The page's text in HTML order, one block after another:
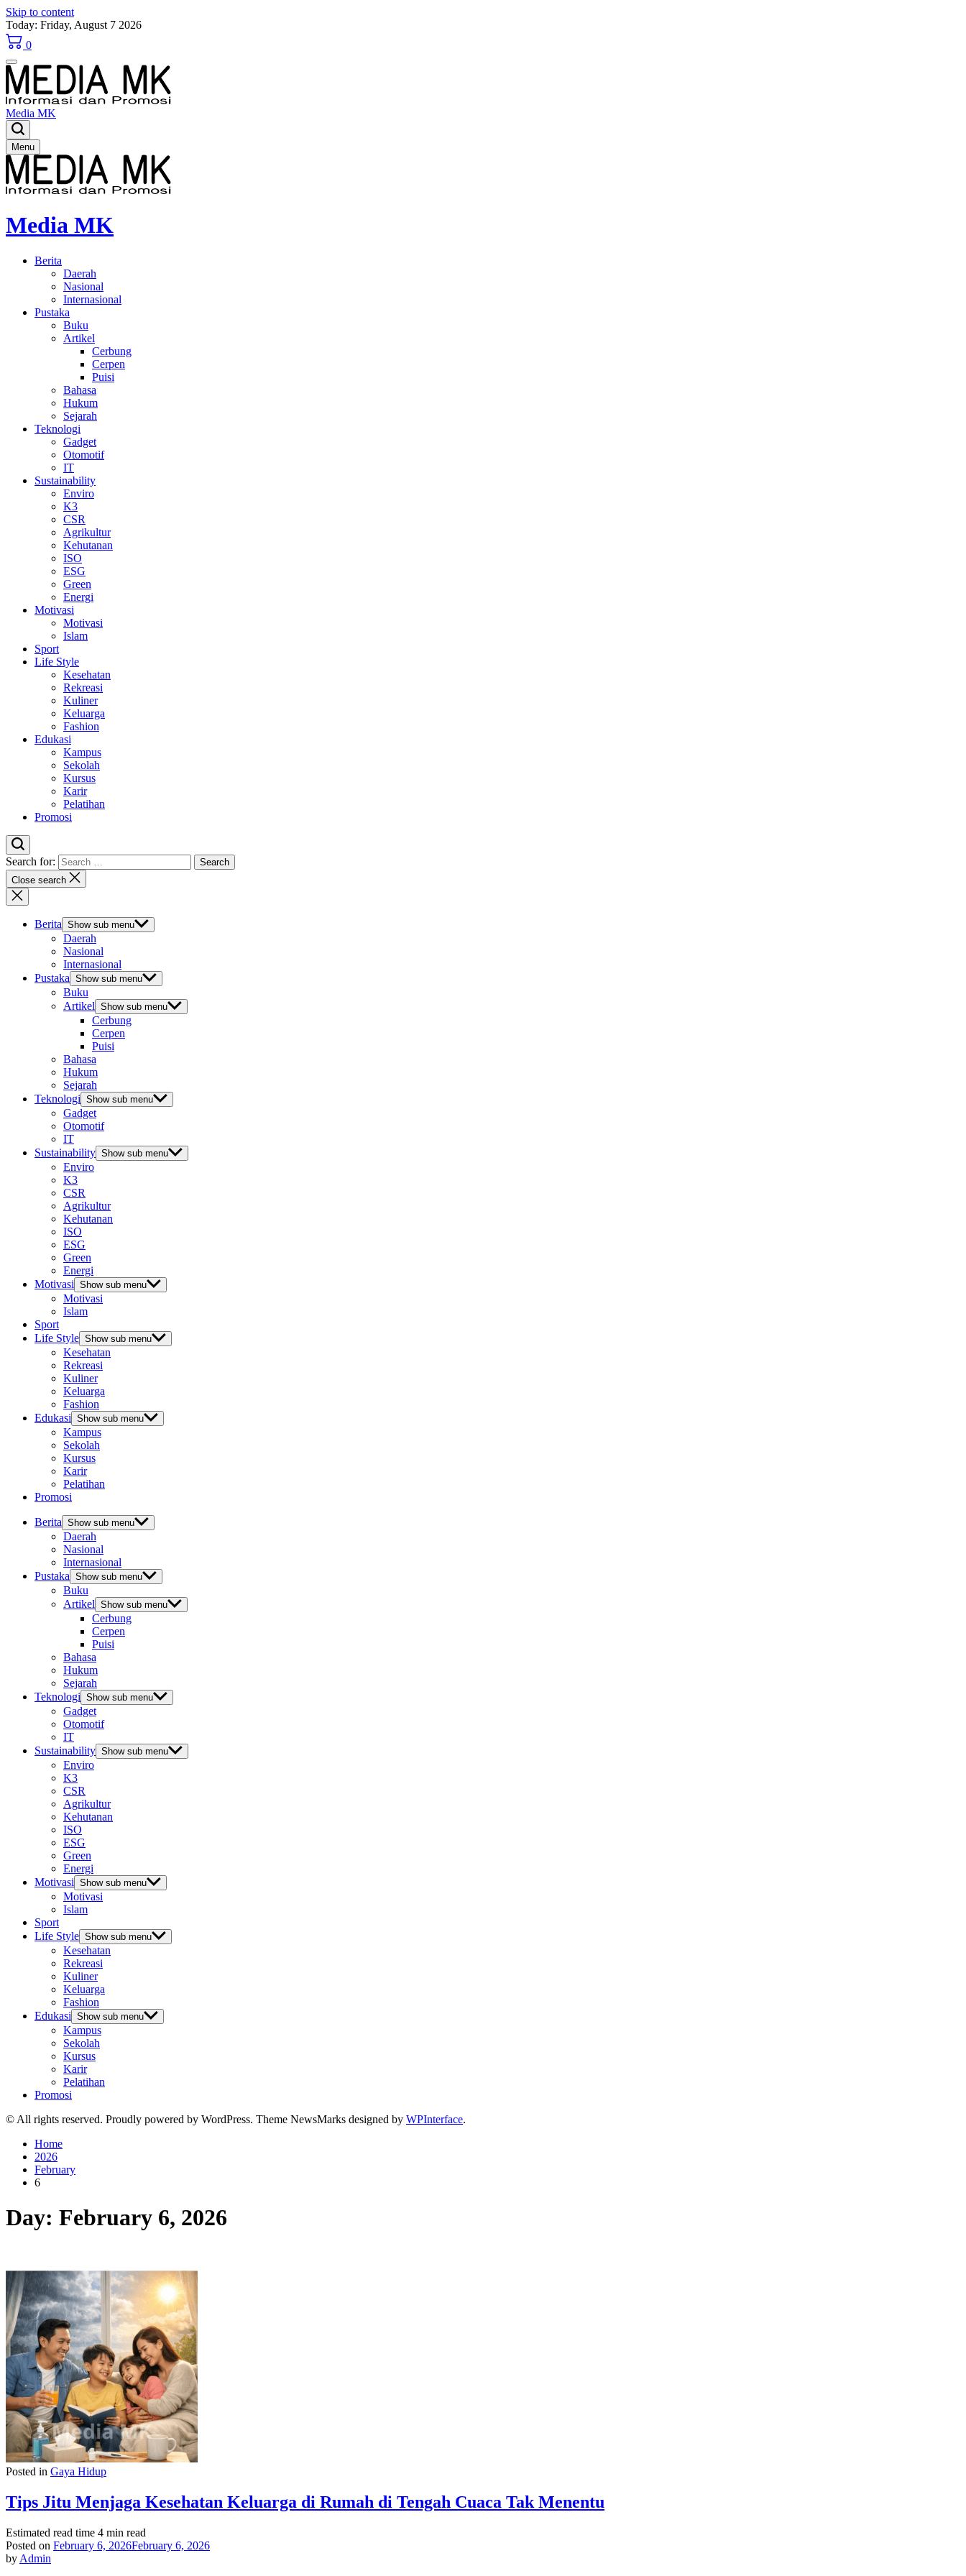
Skip to content
Today: Friday, August 7 2026
0
Media MK
Menu
Media MK
Berita
Daerah
Nasional
Internasional
Pustaka
Buku
Artikel
Cerbung
Cerpen
Puisi
Bahasa
Hukum
Sejarah
Teknologi
Gadget
Otomotif
IT
Sustainability
Enviro
K3
CSR
Agrikultur
Kehutanan
ISO
ESG
Green
Energi
Motivasi
Motivasi
Islam
Sport
Life Style
Kesehatan
Rekreasi
Kuliner
Keluarga
Fashion
Edukasi
Kampus
Sekolah
Kursus
Karir
Pelatihan
Promosi
Search for:
Close search
Berita Show sub menu
Daerah
Nasional
Internasional
Pustaka Show sub menu
Buku
Artikel Show sub menu
Cerbung
Cerpen
Puisi
Bahasa
Hukum
Sejarah
Teknologi Show sub menu
Gadget
Otomotif
IT
Sustainability Show sub menu
Enviro
K3
CSR
Agrikultur
Kehutanan
ISO
ESG
Green
Energi
Motivasi Show sub menu
Motivasi
Islam
Sport
Life Style Show sub menu
Kesehatan
Rekreasi
Kuliner
Keluarga
Fashion
Edukasi Show sub menu
Kampus
Sekolah
Kursus
Karir
Pelatihan
Promosi
Berita Show sub menu
Daerah
Nasional
Internasional
Pustaka Show sub menu
Buku
Artikel Show sub menu
Cerbung
Cerpen
Puisi
Bahasa
Hukum
Sejarah
Teknologi Show sub menu
Gadget
Otomotif
IT
Sustainability Show sub menu
Enviro
K3
CSR
Agrikultur
Kehutanan
ISO
ESG
Green
Energi
Motivasi Show sub menu
Motivasi
Islam
Sport
Life Style Show sub menu
Kesehatan
Rekreasi
Kuliner
Keluarga
Fashion
Edukasi Show sub menu
Kampus
Sekolah
Kursus
Karir
Pelatihan
Promosi
© All rights reserved. Proudly powered by WordPress. Theme NewsMarks designed by WPInterface.
Home
2026
February
6
Day: February 6, 2026
Posted in Gaya Hidup
Tips Jitu Menjaga Kesehatan Keluarga di Rumah di Tengah Cuaca Tak Menentu
Estimated read time 4 min read
Posted on February 6, 2026February 6, 2026
by Admin